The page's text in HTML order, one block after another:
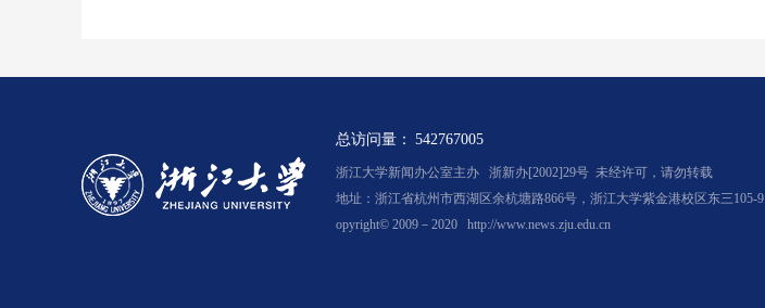
总访问量： 542767005
浙江大学新闻办公室主办 浙新办[2002]29号 未经许可，请勿转载
地址：浙江省杭州市西湖区余杭塘路866号，浙江大学紫金港校区东三105-9
opyright© 2009－2020 http://www.news.zju.edu.cn